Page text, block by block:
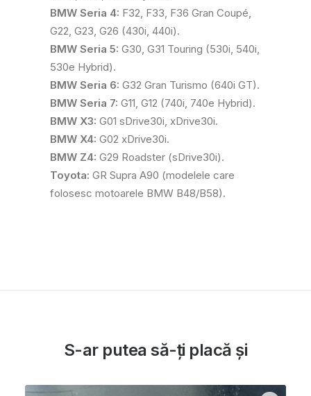
BMW Seria 4: F32, F33, F36 Gran Coupé,
G22, G23, G26 (430i, 440i).
BMW Seria 5: G30, G31 Touring (530i, 540i,
530e Hybrid).
BMW Seria 6: G32 Gran Turismo (640i GT).
BMW Seria 7: G11, G12 (740i, 740e Hybrid).
BMW X3: G01 sDrive30i, xDrive30i.
BMW X4: G02 xDrive30i.
BMW Z4: G29 Roadster (sDrive30i).
Toyota: GR Supra A90 (modelele care
folosesc motoarele BMW B48/B58).
S-ar putea să-ți placă și